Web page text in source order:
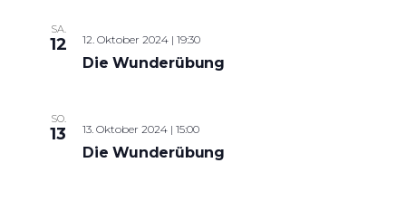
SA.
12 12. Oktober 2024 | 19:30
Die Wunderübung
SO.
13 13. Oktober 2024 | 15:00
Die Wunderübung